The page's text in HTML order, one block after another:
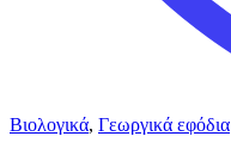
Βιολογικά, Γεωργικά εφόδια